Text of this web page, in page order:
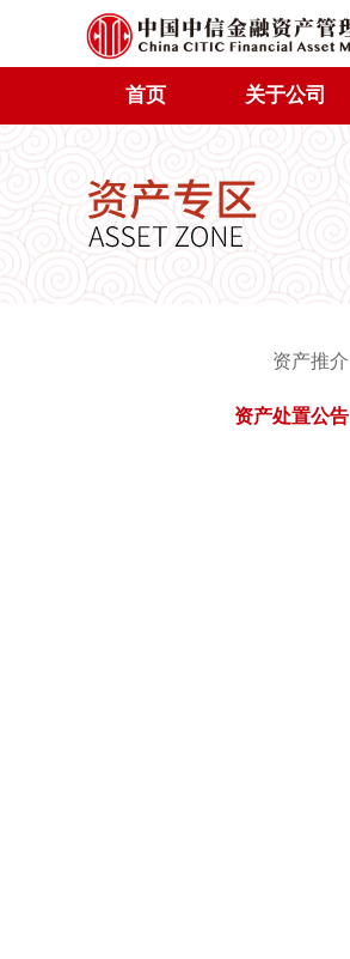
首页 关于公司
资产推介
资产处置公告